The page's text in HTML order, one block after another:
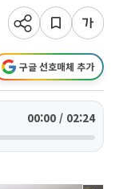
구글 선호매체 추가
00:00 / 02:24